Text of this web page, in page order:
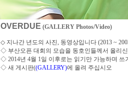
OVERDUE (GALLERY Photos/Video)
◇ 지나간 년도의 사진, 동영상입니다 (2013 ~
◇ 부산오픈 대회의 모습을 동호인들께서 올리
◇ 2014년 4월 1일 이후로는 읽기만 가능하며 쓰
◇ 새 게시판((GALLERY)에 올려 주십시오